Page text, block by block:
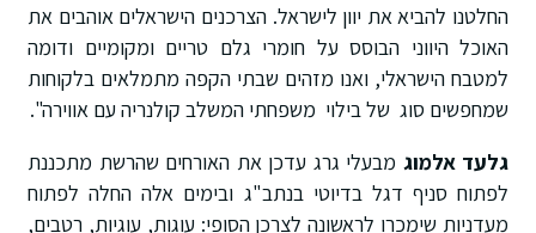
החלטנו להביא את יוון לישראל. הצרכנים הישראלים אוהבים את
האוכל היווני הבוסס על חומרי גלם טריים ומקומיים ודומה
למטבח הישראלי, ואנו מזהים שבתי הקפה מתמלאים בלקוחות
שמחפשים סוג של בילוי משפחתי המשלב קולנריה עם אווירה".
גלעד אלמוג מבעלי גרג עדכן את האורחים שהרשת מתכננת
לפתוח סניף דגל בדיוטי בנתב"ג ובימים אלה החלה לפתוח
מעדניות שימכרו לראשונה לצרכן הסופי: עוגות, עוגיות, רטבים,